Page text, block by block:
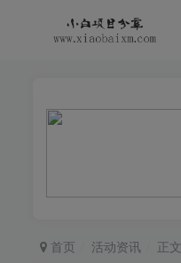
首页 活动资讯 正文